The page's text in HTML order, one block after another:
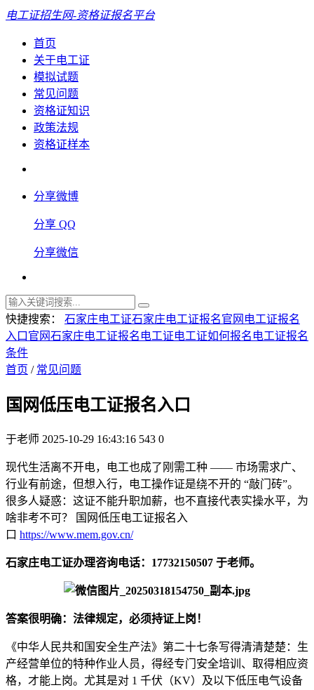
电工证招生网-资格证报名平台
首页
关于电工证
模拟试题
常见问题
资格证知识
政策法规
资格证样本
分享微博
分享 QQ
分享微信
快捷搜索： 石家庄电工证石家庄电工证报名官网 电工证报名
入口官网石家庄电工证报名 电工证电工证如何报名 电工证报名
条件
首页 / 常见问题
国网低压电工证报名入口
于老师 2025-10-29 16:43:16 543 0
现代生活离不开电，电工也成了刚需工种 —— 市场需求广、
行业有前途，但想入行，电工操作证是绕不开的 “敲门砖”。
很多人疑惑：这证不能升职加薪，也不直接代表实操水平，为
啥非考不可？ 国网低压电工证报名入
口 https://www.mem.gov.cn/
石家庄电工证办理咨询电话：17732150507 于老师。
答案很明确：法律规定，必须持证上岗！
《中华人民共和国安全生产法》第二十七条写得清清楚楚：生
产经营单位的特种作业人员，得经专门安全培训、取得相应资
格，才能上岗。尤其是对 1 千伏（KV）及以下低压电气设备